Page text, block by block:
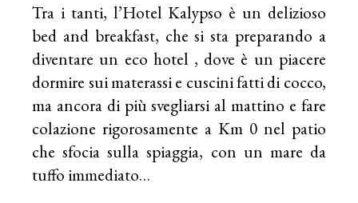
Tra i tanti, l’Hotel Kalypso è un delizioso
bed and breakfast, che si sta preparando a
diventare un eco hotel , dove è un piacere
dormire sui materassi e cuscini fatti di cocco,
ma ancora di più svegliarsi al mattino e fare
colazione rigorosamente a Km 0 nel patio
che sfocia sulla spiaggia, con un mare da
tuffo immediato…